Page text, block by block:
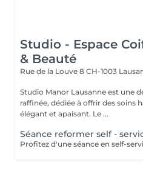
Studio - Espace
& Beauté
Rue de la Louve 8 CH-1003
Studio Manor Lausanne est une
raffinée, dédiée à offrir des soins
élégant et apaisant. Le ...
Séance reformer self -